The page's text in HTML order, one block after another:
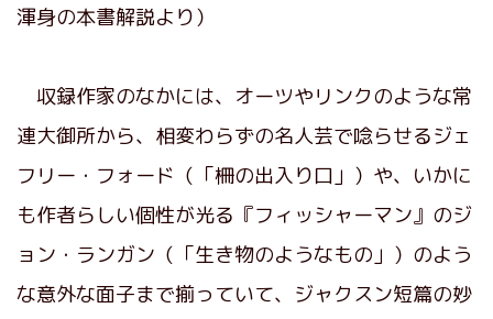
渾身の本書解説より）
収録作家のなかには、オーツやリンクのような常
連大御所から、相変わらずの名人芸で唸らせるジェ
フリー・フォード（「柵の出入り口」）や、いかに
も作者らしい個性が光る『フィッシャーマン』のジ
ョン・ランガン（「生き物のようなもの」）のよう
な意外な面子まで揃っていて、ジャクスン短篇の妙